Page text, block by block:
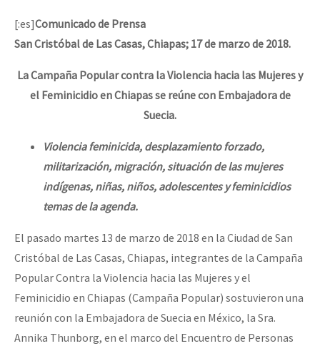
[:es]Comunicado de Prensa
San Cristóbal de Las Casas, Chiapas; 17 de marzo de 2018.
La Campaña Popular contra la Violencia hacia las Mujeres y
el Feminicidio en Chiapas se reúne con Embajadora de
Suecia.
Violencia feminicida, desplazamiento forzado,
militarización, migración, situación de las mujeres
indígenas, niñas, niños, adolescentes y feminicidios
temas de la agenda.
El pasado martes 13 de marzo de 2018 en la Ciudad de San
Cristóbal de Las Casas, Chiapas, integrantes de la Campaña
Popular Contra la Violencia hacia las Mujeres y el
Feminicidio en Chiapas (Campaña Popular) sostuvieron una
reunión con la Embajadora de Suecia en México, la Sra.
Annika Thunborg, en el marco del Encuentro de Personas